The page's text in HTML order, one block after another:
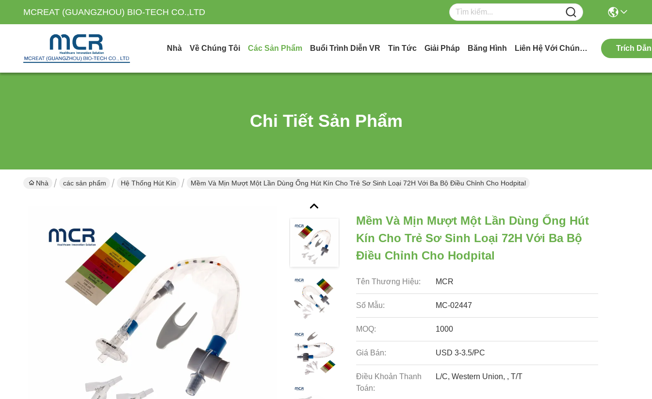
MCREAT (GUANGZHOU) BIO-TECH CO.,LTD
Nhà Về Chúng Tôi Các Sản Phẩm Buổi Trình Diễn VR Tin Tức Giải Pháp Băng Hình Liên Hệ Với Chúng Tôi Trích Dẫn
Chi Tiết Sản Phẩm
Nhà các sản phẩm Hệ Thống Hút Kín Mềm Và Mịn Mượt Một Lần Dùng Ống Hút Kín Cho Trẻ Sơ Sinh Loại 72H Với Ba Bộ Điều Chỉnh Cho Hodpital
Mềm Và Mịn Mượt Một Lần Dùng Ống Hút
Kín Cho Trẻ Sơ Sinh Loại 72H Với Ba Bộ
Điều Chỉnh Cho Hodpital
Tên Thương Hiệu: MCR
Số Mẫu: MC-02447
MOQ: 1000
Giá Bán: USD 3-3.5/PC
Điều Khoản Thanh
Toán:
L/C, Western Union, , T/T